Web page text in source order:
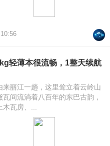
轻薄本很流畅，1整天续航
丽江一趟，这里耸立着云岭山
间流淌着八百年的东巴古韵，
瓦房、...